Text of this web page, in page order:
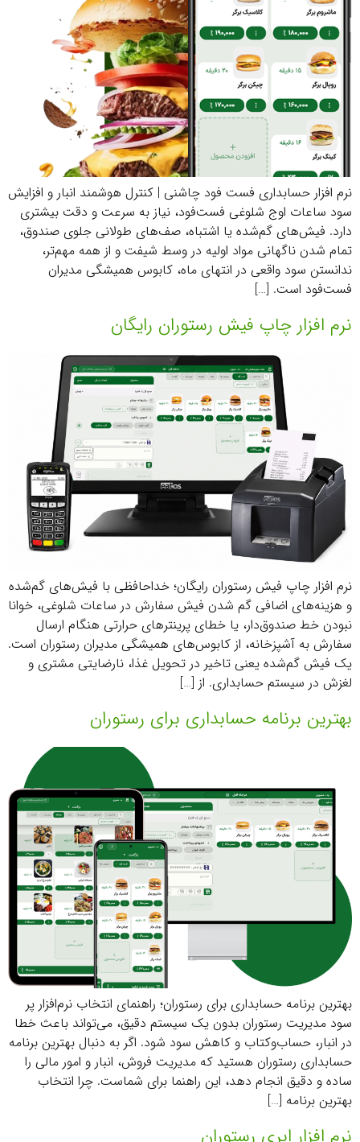
نرم افزار حسابداری فست فود چاشنی | کنترل هوشمند انبار و افزایش
سود ساعات اوج شلوغی فست‌فود، نیاز به سرعت و دقت بیشتری
دارد. فیش‌های گم‌شده یا اشتباه، صف‌های طولانی جلوی صندوق،
تمام شدن ناگهانی مواد اولیه در وسط شیفت و از همه مهم‌تر،
ندانستن سود واقعی در انتهای ماه، کابوس همیشگی مدیران
فست‌فود است. […]
نرم افزار چاپ فیش رستوران رایگان
نرم افزار چاپ فیش رستوران رایگان؛ خداحافظی با فیش‌های گم‌شده
و هزینه‌های اضافی گم شدن فیش سفارش در ساعات شلوغی، خوانا
نبودن خط صندوق‌دار، یا خطای پرینترهای حرارتی هنگام ارسال
سفارش به آشپزخانه، از کابوس‌های همیشگی مدیران رستوران است.
یک فیش گم‌شده یعنی تاخیر در تحویل غذا، نارضایتی مشتری و
لغزش در سیستم حسابداری. از […]
بهترین برنامه حسابداری برای رستوران
بهترین برنامه حسابداری برای رستوران؛ راهنمای انتخاب نرم‌افزار پر
سود مدیریت رستوران بدون یک سیستم دقیق، می‌تواند باعث خطا
در انبار، حساب‌وکتاب و کاهش سود شود. اگر به دنبال بهترین برنامه
حسابداری رستوران هستید که مدیریت فروش، انبار و امور مالی را
ساده و دقیق انجام دهد، این راهنما برای شماست. چرا انتخاب
بهترین برنامه […]